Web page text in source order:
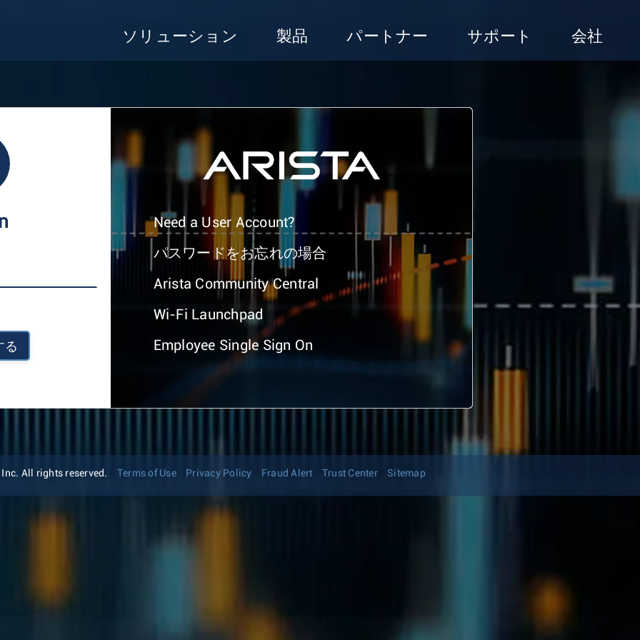
ソリューション 製品 パートナー サポート 会社
る
Need a User Account?
パスワードをお忘れの場合
Arista Community Central
Wi-Fi Launchpad
Employee Single Sign On
All rights reserved. Terms of Use Privacy Policy Fraud Alert Trust Center Sitemap